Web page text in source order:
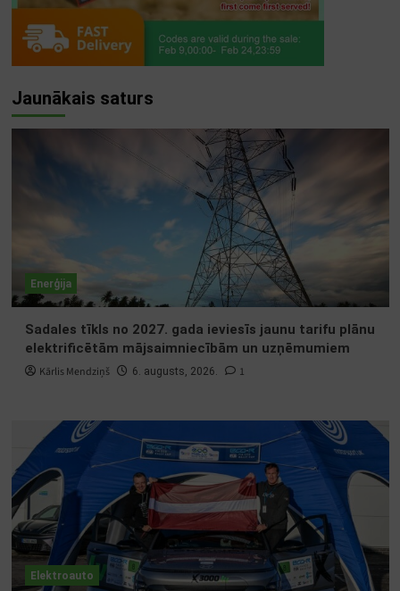
Jaunākais saturs
Enerģija
Sadales tīkls no 2027. gada ieviesīs jaunu tarifu plānu
elektrificētām mājsaimniecībām un uzņēmumiem
Kārlis Mendziņš 6. augusts, 2026. 1
Elektroauto